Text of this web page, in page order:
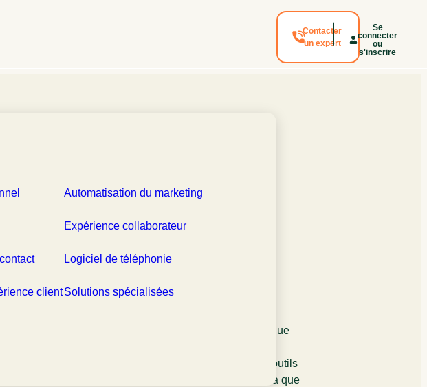
Automatisation du marketing
Expérience collaborateur
Logiciel de téléphonie
clientSolutions spécialisées
Contacter
un expert
Se
connecter
ou
s'inscrire
CX Advisor
Notre Vision
solutions d'expérience
client
Chez CX Advisor, nous sommes convaincus que
entreprises. Pourtant connaître et choisir ses outils
d’expérience client est difficile. C’est pour cela que